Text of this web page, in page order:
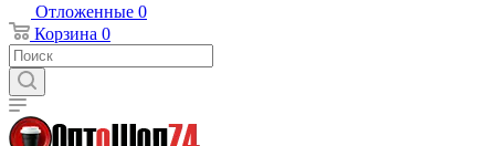
Отложенные 0
Корзина 0